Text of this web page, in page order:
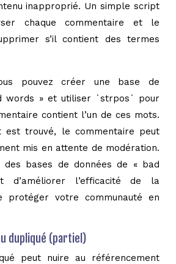
inapproprié. Un simple script
chaque commentaire et le
s’il contient des termes
pouvez créer une base de
words » et utiliser `strpos` pour
contient l’un de ces mots.
est trouvé, le commentaire peut
mis en attente de modération.
des bases de données de « bad
d’améliorer l’efficacité de la
protéger votre communauté en
dupliqué (partiel)
peut nuire au référencement